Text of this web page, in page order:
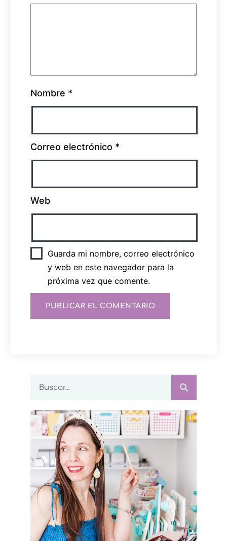
Nombre *
Correo electrónico *
Web
Guarda mi nombre, correo electrónico
y web en este navegador para la
próxima vez que comente.